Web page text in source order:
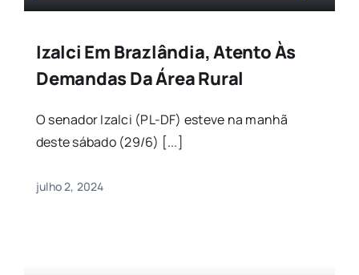
Izalci Em Brazlândia, Atento Às
Demandas Da Área Rural
O senador Izalci (PL-DF) esteve na manhã
deste sábado (29/6) [...]
julho 2, 2024